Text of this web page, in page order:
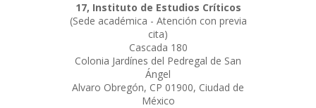
17, Instituto de Estudios Críticos
(Sede académica - Atención con previa
cita)
Cascada 180
Colonia Jardínes del Pedregal de San
Ángel
Alvaro Obregón, CP 01900, Ciudad de
México